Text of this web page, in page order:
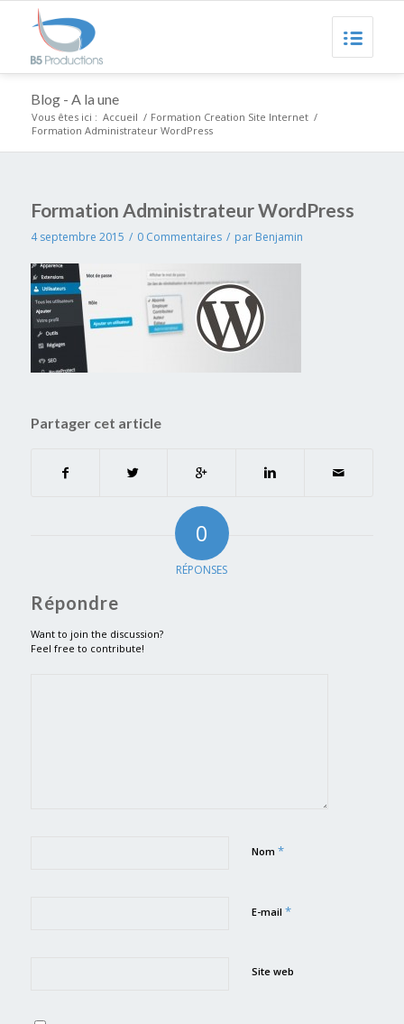
Blog - A la une
Vous êtes ici : Accueil / Formation Creation Site Internet /
Formation Administrateur WordPress
Formation Administrateur WordPress
4 septembre 2015 / 0 Commentaires / par Benjamin
Partager cet article
0
RÉPONSES
Répondre
Want to join the discussion?
Feel free to contribute!
Nom *
E-mail *
Site web